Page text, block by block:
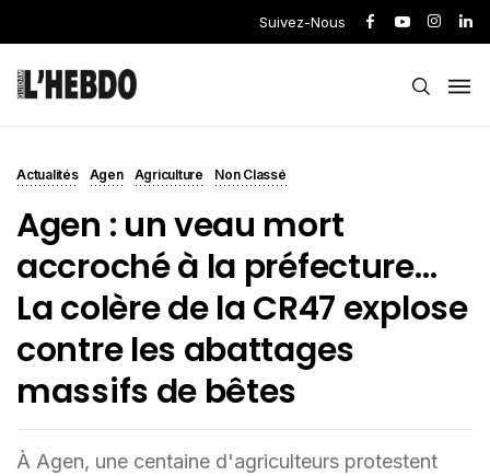
Suivez-Nous
Actualités Agen Agriculture Non Classé
Agen : un veau mort
accroché à la préfecture…
La colère de la CR47 explose
contre les abattages
massifs de bêtes
À Agen, une centaine d'agriculteurs protestent